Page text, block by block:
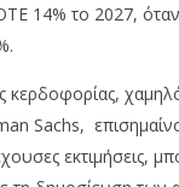
14% το 2027,
κερδοφορίας,
Sachs,
εκτιμήσεις,